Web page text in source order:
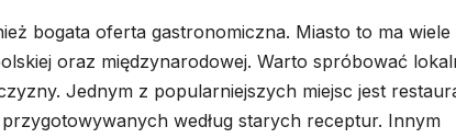
bogata oferta gastronomiczna. Miasto to ma wiele
oraz międzynarodowej. Warto spróbować
Jednym z popularniejszych miejsc jest
według starych receptur. Innym